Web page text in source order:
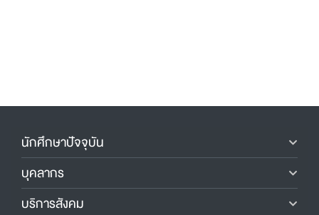
นักศึกษาปัจจุบัน
บุคลากร
บริการสังคม